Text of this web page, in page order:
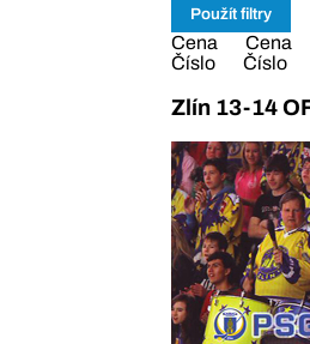
Cena
Cena
Číslo
Číslo
Zlín 13-14